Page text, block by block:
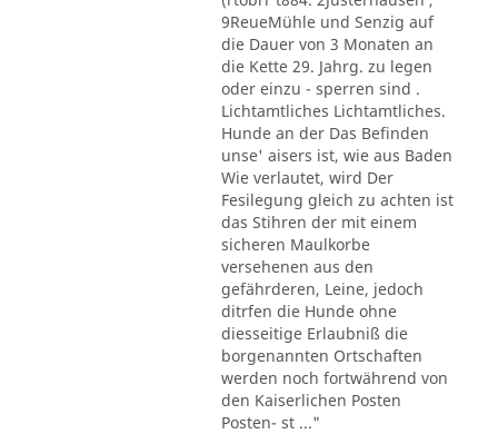
9ReueMühle und Senzig auf
die Dauer von 3 Monaten an
die Kette 29. Jahrg. zu legen
oder einzu - sperren sind .
Lichtamtliches Lichtamtliches.
Hunde an der Das Befinden
unse' aisers ist, wie aus Baden
Wie verlautet, wird Der
Fesilegung gleich zu achten ist
das Stihren der mit einem
sicheren Maulkorbe
versehenen aus den
gefährderen, Leine, jedoch
ditrfen die Hunde ohne
diesseitige Erlaubniß die
borgenannten Ortschaften
werden noch fortwährend von
den Kaiserlichen Posten
Posten- st ..."